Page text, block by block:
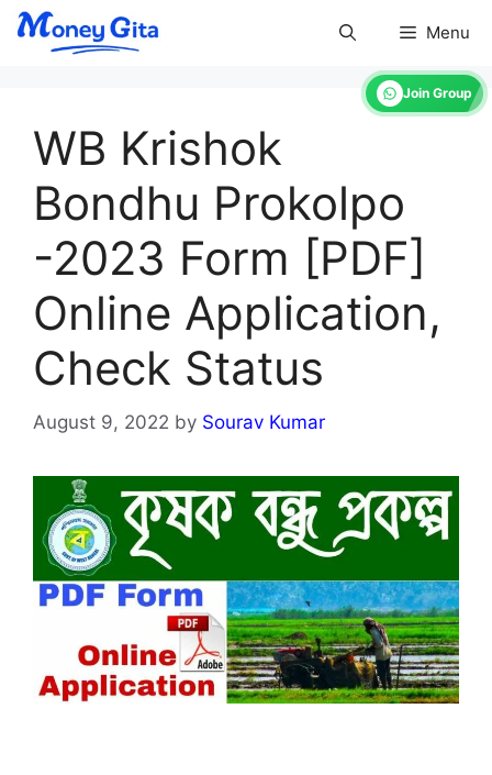
Join Group
Skip
Menu
WB Krishok
Bondhu Prokolpo
-2023 Form [PDF]
Online Application,
Check Status
August 9, 2022 by Sourav Kumar